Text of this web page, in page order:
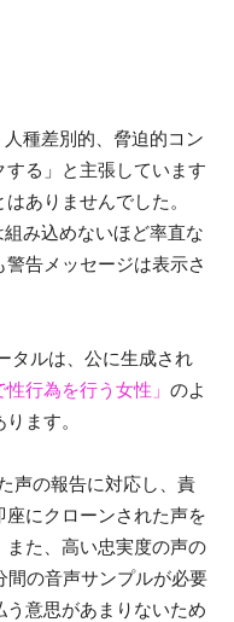
種差別的、脅迫的コン
る」と主張しています
ありませんでした。
み込めないほど率直な
告メッセージは表示さ
タルは、公に生成され
性行為を行う女性」 のよ
ます。
声の報告に対応し、責
にクローンされた声を
また、高い忠実度の声の
間の音声サンプルが必要
意思があまりないため